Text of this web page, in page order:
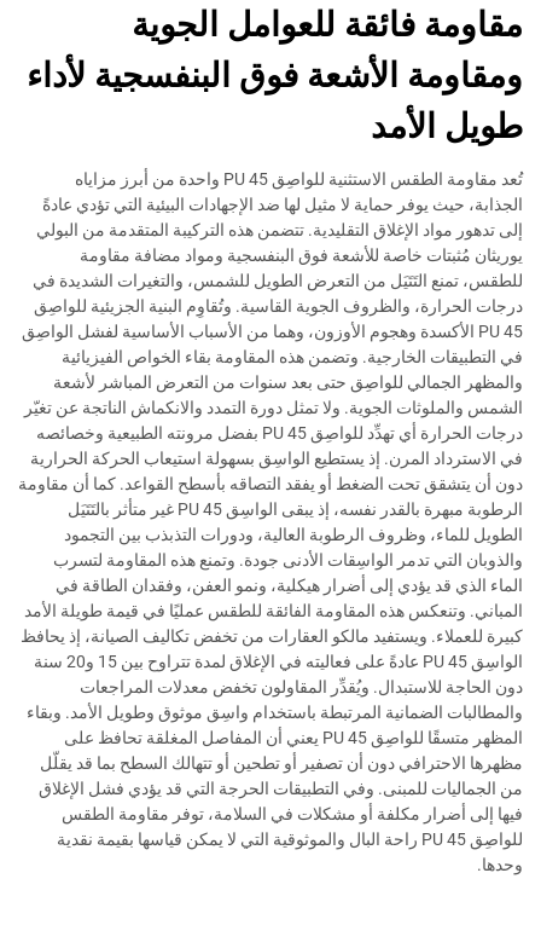
مقاومة فائقة للعوامل الجوية
ومقاومة الأشعة فوق البنفسجية لأداء
طويل الأمد
تُعد مقاومة الطقس الاستثنية للواصِق PU 45 واحدة من أبرز مزاياه
الجذابة، حيث يوفر حماية لا مثيل لها ضد الإجهادات البيئية التي تؤدي عادةً
إلى تدهور مواد الإغلاق التقليدية. تتضمن هذه التركيبة المتقدمة من البولي
يوريثان مُثبتات خاصة للأشعة فوق البنفسجية ومواد مضافة مقاومة
للطقس، تمنع التَتَيَل من التعرض الطويل للشمس، والتغيرات الشديدة في
درجات الحرارة، والظروف الجوية القاسية. وتُقاوِم البنية الجزيئية للواصِق
PU 45 الأكسدة وهجوم الأوزون، وهما من الأسباب الأساسية لفشل الواصِق
في التطبيقات الخارجية. وتضمن هذه المقاومة بقاء الخواص الفيزيائية
والمظهر الجمالي للواصِق حتى بعد سنوات من التعرض المباشر لأشعة
الشمس والملوثات الجوية. ولا تمثل دورة التمدد والانكماش الناتجة عن تغيّر
درجات الحرارة أي تهدِّد للواصِق PU 45 بفضل مرونته الطبيعية وخصائصه
في الاسترداد المرن. إذ يستطيع الواسِق بسهولة استيعاب الحركة الحرارية
دون أن يتشقق تحت الضغط أو يفقد التصاقه بأسطح القواعد. كما أن مقاومة
الرطوبة مبهرة بالقدر نفسه، إذ يبقى الواسِق PU 45 غير متأثر بالتَتَيَل
الطويل للماء، وظروف الرطوبة العالية، ودورات التذبذب بين التجمود
والذوبان التي تدمر الواسِقات الأدنى جودة. وتمنع هذه المقاومة لتسرب
الماء الذي قد يؤدي إلى أضرار هيكلية، ونمو العفن، وفقدان الطاقة في
المباني. وتنعكس هذه المقاومة الفائقة للطقس عمليًا في قيمة طويلة الأمد
كبيرة للعملاء. ويستفيد مالكو العقارات من تخفض تكاليف الصيانة، إذ يحافظ
الواسِق PU 45 عادةً على فعاليته في الإغلاق لمدة تتراوح بين 15 و20 سنة
دون الحاجة للاستبدال. ويُقدِّر المقاولون تخفض معدلات المراجعات
والمطالبات الضمانية المرتبطة باستخدام واسِق موثوق وطويل الأمد. وبقاء
المظهر متسقًا للواصِق PU 45 يعني أن المفاصل المغلقة تحافظ على
مظهرها الاحترافي دون أن تصفير أو تطحين أو تتهالك السطح بما قد يقلّل
من الجماليات للمبنى. وفي التطبيقات الحرجة التي قد يؤدي فشل الإغلاق
فيها إلى أضرار مكلفة أو مشكلات في السلامة، توفر مقاومة الطقس
للواصِق PU 45 راحة البال والموثوقية التي لا يمكن قياسها بقيمة نقدية
وحدها.